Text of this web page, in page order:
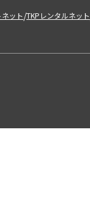
ット/TKPレンタルネット